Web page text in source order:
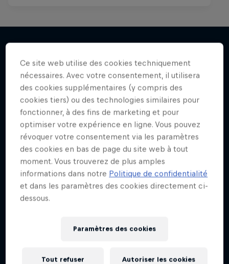
J'en veux encore !
Ce site web utilise des cookies techniquement
nécessaires. Avec votre consentement, il utilisera
des cookies supplémentaires (y compris des
cookies tiers) ou des technologies similaires pour
fonctionner, à des fins de marketing et pour
optimiser votre expérience en ligne. Vous pouvez
révoquer votre consentement via les paramètres
des cookies en bas de page du site web à tout
moment. Vous trouverez de plus amples
informations dans notre Politique de confidentialité
et dans les paramètres des cookies directement ci-
dessous.
Paramètres des cookies
Tout refuser Autoriser les cookies